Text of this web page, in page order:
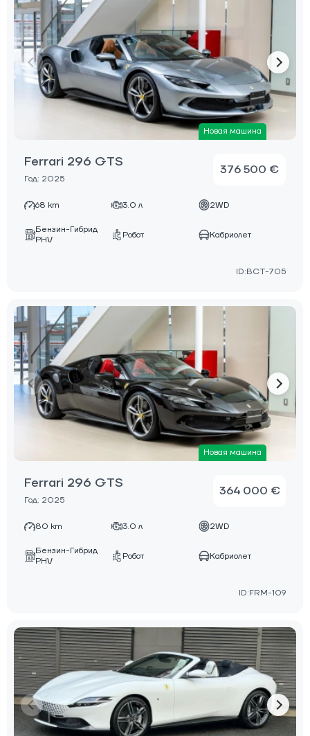
Новая машина
Ferrari 296 GTS
Год: 2025
376 500 €
68 km 3.0 л 2WD
Бензин-Гибрид
PHV
Робот Кабриолет
ID:BCT-705
Новая машина
Ferrari 296 GTS
Год: 2025
364 000 €
80 km 3.0 л 2WD
Бензин-Гибрид
PHV
Робот Кабриолет
ID:FRM-109